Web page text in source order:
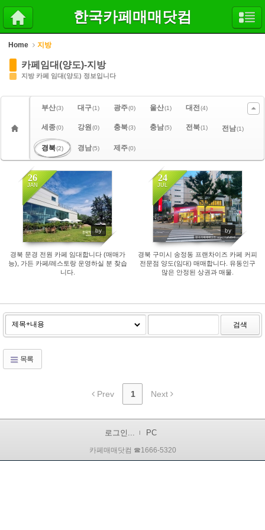
한국카페매매닷컴
Home 지방
카페임대(양도)-지방
지방 카페 임대(양도) 정보입니다
부산(3) 대구(1) 광주(0) 울산(1) 대전(4)
세종(0) 강원 (0) 충북(3) 충남(5) 전북(1) 전남(1)
경북(2) 경남(5) 제주(0)
26
JAN
by
2911
경북 문경 전원 카페 임대합니다 (매매가
능), 가든 카페/레스토랑 운영하실 분 찾습
니다.
24
JUL
by
1037
경북 구미시 송정동 프랜차이즈 카페 커피
전문점 양도(임대) 매매합니다. 유동인구
많은 안정된 상권과 매물.
검색
목록
Prev 1 Next
로그인... PC
카페매매닷컴 ☎1666-5320